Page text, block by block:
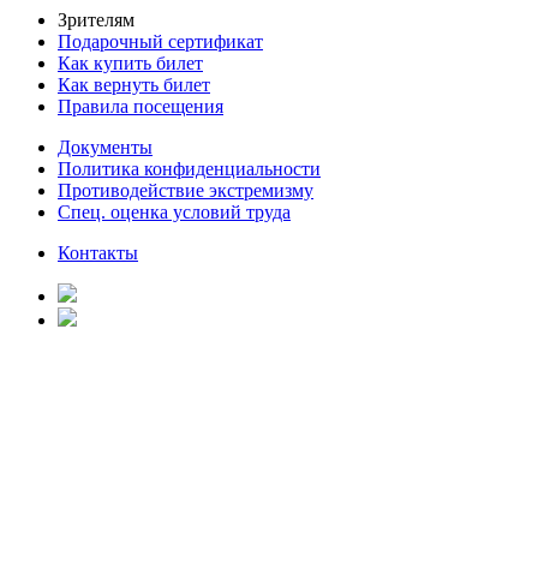
Зрителям
Подарочный сертификат
Как купить билет
Как вернуть билет
Правила посещения
Документы
Политика конфиденциальности
Противодействие экстремизму
Спец. оценка условий труда
Контакты